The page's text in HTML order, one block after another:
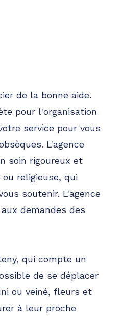
de la bonne aide.
pour l'organisation
service pour vous
L'agence
soin rigoureux et
religieuse, qui
soutenir. L'agence
demandes des
qui compte un
de se déplacer
ou veiné, fleurs et
à leur proche